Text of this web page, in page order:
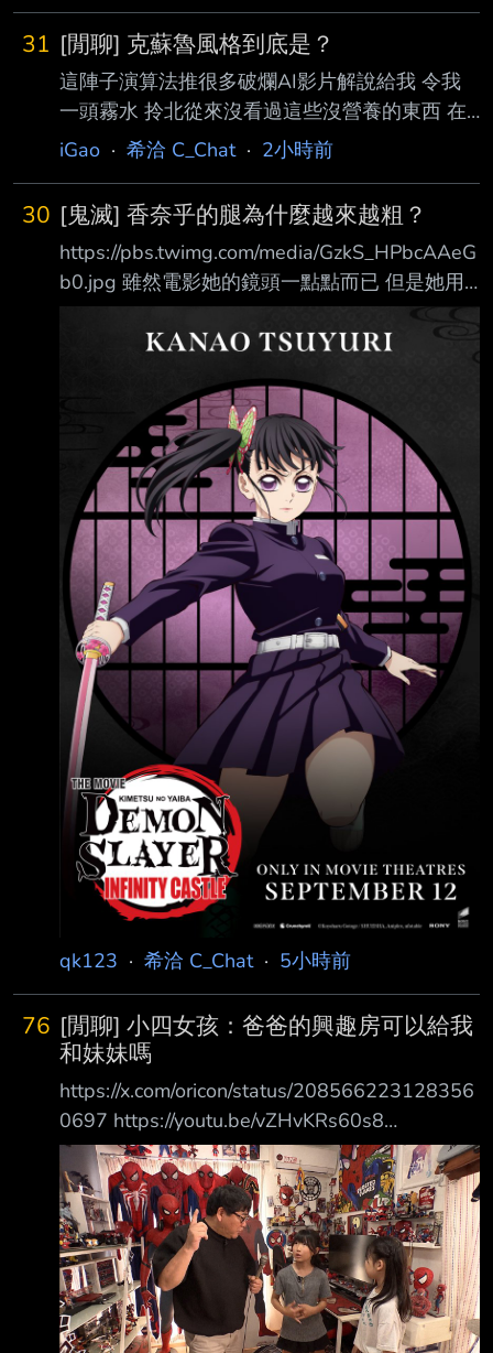
31 [閒聊] 克蘇魯風格到底是？
這陣子演算法推很多破爛AI影片解說給我 令我
一頭霧水 拎北從來沒看過這些沒營養的東西 在
想是不是跟家裡人用同樣的網路而他們專門看這
致壓迫！遍地克蘇魯異獸！99%人類被啃食殆
盡！】 【人類探勘石油驚醒克蘇魯巨獸！想跑
已來不及！】 這樣的糞標題 然後封面是一隻四
不像長得有點噁的生物 克蘇魯神話裡面有許多
那些強大的生物表現出來對旁物的冷酷與漠視
以及人類在這些生物底下感受到的絕望與無力才
是這個神話體系的醍醐味 總之我語言能力
iGao · 希洽 C_Chat· 2小時前
30 [鬼滅] 香奈乎的腿為什麼越來越粗？
https://pbs.twimg.com/media/GzkS_HPbcAAeG
b0.jpg 雖然電影她的鏡頭一點點而已 但是她用
花枝呼吸的時候 我就覺得她的腿好像有點壯 我
以前只注意她的側馬尾 這次看電影週邊的圖 香
qk123 · 希洽 C_Chat· 5小時前
76 [閒聊] 小四女孩：爸爸的興趣房可以給我
和妹妹嗎
https://x.com/oricon/status/208566223128356
0697 https://youtu.be/vZHvKRs60s8
https://pbs.twimg.com/media/HPGTASWbcAA
2Kat.jpg https://i.meee.com.tw/kr1dUx6.png 日
綜 小四女孩的委託 她和妹妹都住同一個房間，
漸漸長大後想要一人一間房間 家裡的二樓，爸
爸一個人佔了兩間 一間擺滿自己的收藏，各種
蜘蛛人收藏品和其他玩具，還有電腦 一間是放
運動器材的 但是爸爸